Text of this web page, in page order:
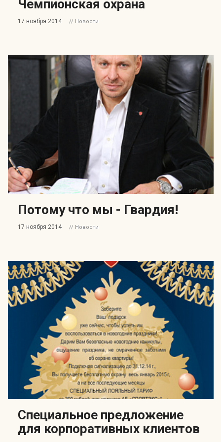
Чемпионская охрана
17 ноября 2014 // Новости
Потому что мы - Гвардия!
17 ноября 2014 // Новости
Специальное предложение
для корпоративных клиентов